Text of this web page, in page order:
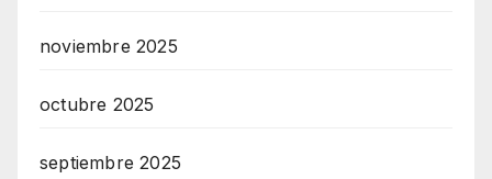
noviembre 2025
octubre 2025
septiembre 2025